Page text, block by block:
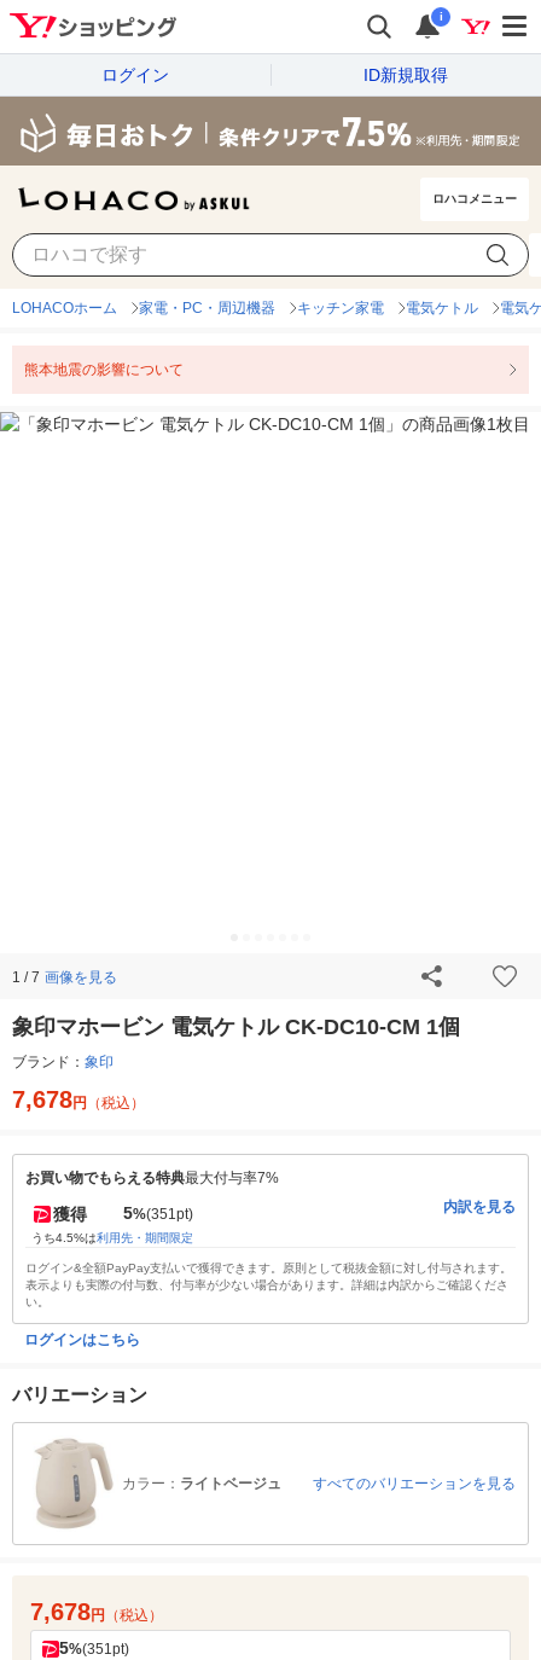
i
ログイン ID新規取得
ロハコメニュー
LOHACOホーム 家電・PC・周辺機器 キッチン家電 電気ケトル 電気
熊本地震の影響について
1 / 7 画像を見る
象印マホービン 電気ケトル CK-DC10-CM 1個
ブランド： 象印
7,678円 （税込）
お買い物でもらえる特典最大付与率7%
獲得 5%(351pt)
うち4.5%は利用先・期間限定
内訳を見る
ログイン&全額PayPay支払いで獲得できます。原則として税抜金額に対し付与されます。
表示よりも実際の付与数、付与率が少ない場合があります。詳細は内訳からご確認くださ
い。
ログインはこちら
バリエーション
カラー： ライトベージュ すべてのバリエーションを見る
7,678円 （税込）
5%(351pt)